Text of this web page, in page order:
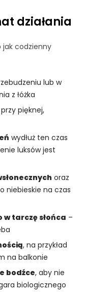
działania
jak codzienny
lub w
z łóżka
przy pięknej,
wydłuż ten czas
luksów jest
oraz
niebieskie na czas
tarczę słońca –
, na przykład
na balkonie
bodźce, aby nie
biologicznego